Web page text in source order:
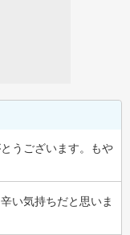
うございます。もや
い気持ちだと思いま